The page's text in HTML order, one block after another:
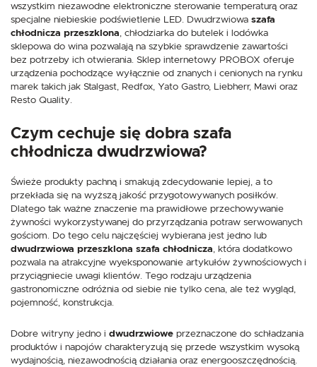
wszystkim niezawodne elektroniczne sterowanie temperaturą oraz
specjalne niebieskie podświetlenie LED. Dwudrzwiowa szafa
chłodnicza przeszklona, chłodziarka do butelek i lodówka
sklepowa do wina pozwalają na szybkie sprawdzenie zawartości
bez potrzeby ich otwierania. Sklep internetowy PROBOX oferuje
urządzenia pochodzące wyłącznie od znanych i cenionych na rynku
marek takich jak Stalgast, Redfox, Yato Gastro, Liebherr, Mawi oraz
Resto Quality.
Czym cechuje się dobra szafa
chłodnicza dwudrzwiowa?
Świeże produkty pachną i smakują zdecydowanie lepiej, a to
przekłada się na wyższą jakość przygotowywanych posiłków.
Dlatego tak ważne znaczenie ma prawidłowe przechowywanie
żywności wykorzystywanej do przyrządzania potraw serwowanych
gościom. Do tego celu najczęściej wybierana jest jedno lub
dwudrzwiowa przeszklona szafa chłodnicza, która dodatkowo
pozwala na atrakcyjne wyeksponowanie artykułów żywnościowych i
przyciągniecie uwagi klientów. Tego rodzaju urządzenia
gastronomiczne odróżnia od siebie nie tylko cena, ale też wygląd,
pojemność, konstrukcja.
Dobre witryny jedno i dwudrzwiowe przeznaczone do schładzania
produktów i napojów charakteryzują się przede wszystkim wysoką
wydajnością, niezawodnością działania oraz energooszczędnością.